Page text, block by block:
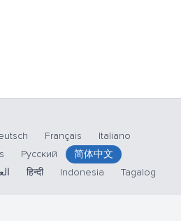
Français
Italiano
Русский
简体中文
हिन्दी Indonesia Tagalog